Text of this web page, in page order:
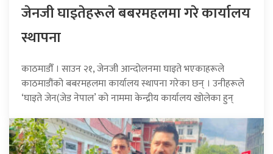
जेनजी घाइतेहरूले बबरमहलमा गरे कार्यालय
स्थापना
काठमाडौँ । साउन २१, जेनजी आन्दोलनमा घाइते भएकाहरूले
काठमाडौंको बबरमहलमा कार्यालय स्थापना गरेका छन् । उनीहरूले
‘घाइते जेन(जेड नेपाल’ को नाममा केन्द्रीय कार्यालय खोलेका हुन्